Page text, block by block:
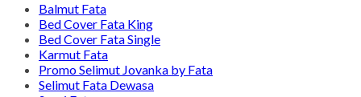
Balmut Fata
Bed Cover Fata King
Bed Cover Fata Single
Karmut Fata
Promo Selimut Jovanka by Fata
Selimut Fata Dewasa